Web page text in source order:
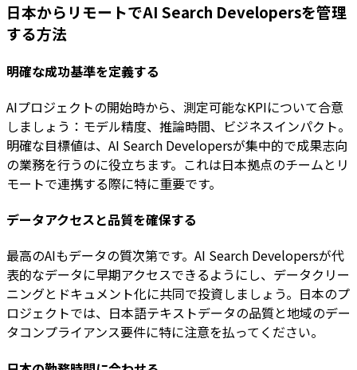
日本からリモートでAI Search Developersを管理
する方法
明確な成功基準を定義する
AIプロジェクトの開始時から、測定可能なKPIについて合意
しましょう：モデル精度、推論時間、ビジネスインパクト。
明確な目標値は、AI Search Developersが集中的で成果志向
の業務を行うのに役立ちます。これは日本拠点のチームとリ
モートで連携する際に特に重要です。
データアクセスと品質を確保する
最高のAIもデータの質次第です。AI Search Developersが代
表的なデータに早期アクセスできるようにし、データクリー
ニングとドキュメント化に共同で投資しましょう。日本のプ
ロジェクトでは、日本語テキストデータの品質と地域のデー
タコンプライアンス要件に特に注意を払ってください。